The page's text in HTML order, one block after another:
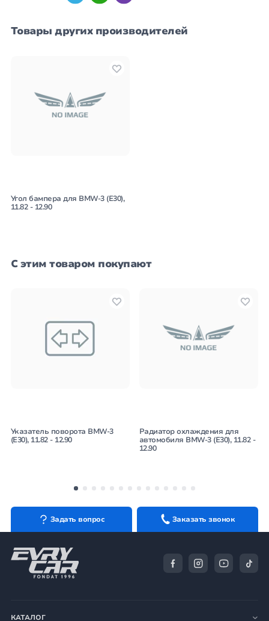
Товары других производителей
Угол бампера для BMW-3 (E30),
11.82 - 12.90
С этим товаром покупают
Указатель поворота BMW-3
(E30), 11.82 - 12.90
Радиатор охлаждения для
автомобиля BMW-3 (E30), 11.82 -
12.90
Задать вопрос Заказать звонок
КАТАЛОГ